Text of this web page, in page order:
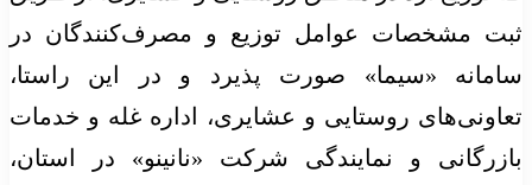
ثبت مشخصات عوامل توزیع و مصرف‌کنندگان در
سامانه «سیما» صورت پذیرد و در این راستا،
تعاونی‌های روستایی و عشایری، اداره غله و خدمات
بازرگانی و نمایندگی شرکت «نانینو» در استان،